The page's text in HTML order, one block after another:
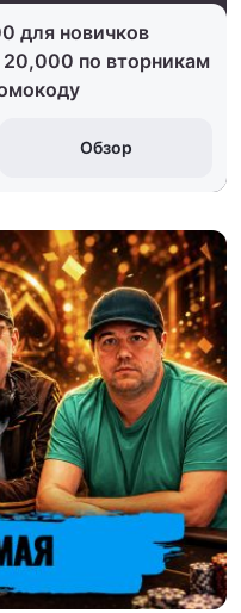
для новичков
по вторникам
Обзор